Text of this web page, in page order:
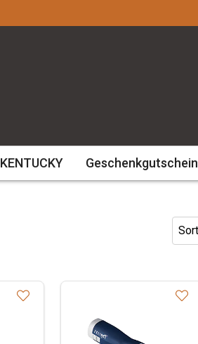
KENTUCKY Geschenkgutschein